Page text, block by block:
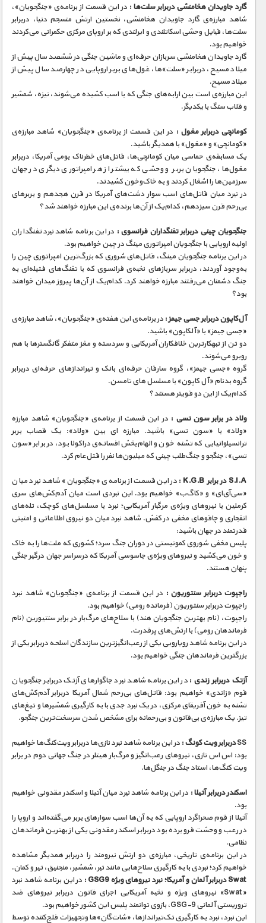
فرهنگ / هنر
کیهان / نجوم
گردشگری
ماورایی
مسابقات / ورزشی
مستند های اختصاصی
گارد جاویدان هخامنشی دربرابر سلت‌ها : در این قسمت از برنامه‌ی «جنگجویان»،
شاهد مبارزه‌ی گارد جاویدان هخامنشی، نخستین ارتش منسجم دنیا، دربرابر
سلت‌ها، قبایل وحشی اسکاتلندی و ایرلندی که بر اروپای مرکزی حکمرانی می‌کردند
خواهیم بود.
گارد جاویدان هخامنشی سربازان حرفه‌ای و ماشین جنگی در ششصد سال پیش از
میلاد مسیح، دربرابر «سلت»‌ها، غول‌های بربر اروپایی در چهارصد سال پیش از
میلاد مسیح.
این مبارزه‌ی است بین ارابه‌های جنگی که با اسب کشیده می‌شوند، نیزه، شمشیر
و قلاب سنگ با یکدیگر.
کومانچی دربرابر مغول : در این قسمت از برنامه‌ی «جنگجویان» شاهد مبارزه‌ی
«کومانچی» و «مغول» با همدیگر باشید.
یک مسابقه‌ی حماسی میان کومانچی‌ها، قاتل‌های خطرناک بومی آمریکا، دربرابر
مغول‌ها، جنگجویان بربر و وحشی که بیشتر از هر امپراتوری دیگری در جهان
سرزمین‌ها را اشغال کردند و به خاک‌و‌خون کشیدند.
در نبرد میان قاتل‌های اسب سوار دشت‌های آمریکا در قرن هجدهم و بربرهای
بی‌رحم قرن سیزدهم، کدام‌یک از آن‌ها برنده‌ی این مبارزه خواهند شد؟
جنگجویان چینی دربرابر تفنگداران فرانسوی : در این برنامه شاهد نبرد تفنگداران
اولیه اروپایی با جنگجویان امپراتوری مینگ در چین خواهیم بود.
در این برنامه جنگجویان مینگ، قاتل‌های شروری که بزرگ‌ترین امپراتوری چین را
به‌وجود آوردند، دربرابر سربازهای نخبه‌ی فرانسوی که با تفنگ‌های فتیله‌ای به
جنگ دشمنان می‌رفتند مبارزه خواهند کرد. کدام‌یک از آن‌ها پیروز میدان خواهند
بود؟
آل‌کاپون دربرابر جسی جیمز : در برنامه‌ی این هفته‌ی «جنگجویان»، شاهد مبارزه‌ی
«جسی جیمز» با «آلکاپون» باشید.
دو تن از تبهکارترین خلافکاران آمریکایی و سردسته و مغز متفکر گانگسترها با هم
روبرو می‌شوند.
گروه «جسی جیمز»، گروه سارقان حرفه‌ای بانک و تیراندازهای حرفه‌ای دربرابر
گروه بدنام «آل کاپون» با مسلسل‌ های تامسن.
کدام‌یک از این دو قویتر هستند؟
ولاد در برابر سون‌ تسی : در این قسمت از برنامه‌ی «جنگجویان» شاهد مبارزه
«ولاد» با «سون تسی» باشید. مبارزه ای بین «ولاد»: یک قصاب بربر
ترانسیلوانیایی که تشنه خون و الهام‌بخش افسانه‌ی دراکولا بود، در برابر «سون
تسی»، جنگجو و جنگ‌طلب چینی که میلیون‌ها نفر را قتل‌عام کرد.
S.I.A در برابر K.G.B :
در این قسمت از برنامه‌ی «جنگجویان» شاهد نبرد میان
«سی‌آی‌ای» و «کا‌گ‌ب» خواهیم بود. این نبردی است میان آدم‌کش‌های سری
کرملین با نیروهای ویژه‌ی مرگبار آمریکایی؛ نبرد با مسلسل‌های کوچک، تله‌های
انفجاری و چاقوهای مخفی در کفش. شاهد نبرد میان دو نیروی اطلاعاتی و امنیتی
قدرتمند در جهان باشید:
پلیس مخفی شوروی کمونیستی در دوران جنگ سرد؛ کشوری که ملت‌ها را به خاک
و خون می‌کشید و نیروهای ویژه‌ی جاسوسی آمریکا که درسراسر جهان درگیر جنگی
پنهان هستند.
راجپوت دربرابر سنتوریون : در این قسمت از برنامه‌ی «جنگجویان» شاهد نبرد
راجپوت دربرابر سنتوریون (فرمانده رومی) خواهیم بود.
راجپوت، (نام بهترین جنگجویان هند) با سلاح‌های مرگ‌بار در برابر سنتیورین (نام
فرماندهان رومی) با ارتش‌های پرقدرت.
در این برنامه شاهد رویارویی یکی از رعب‌انگیزترین سازندگان اسلحه دربرابر یکی از
بزرگترین فرماندهان جنگی خواهیم بود.
آزتک دربرابر زندی : در این برنامه شاهد نبرد جاگوارهای آزتک دربرابر جنگجویان
قوم «زاندی» خواهیم بود: قاتل‌های بی‌رحم شمال آمریکا دربرابر آدم‌کش‌های
تشنه به خون آفریقای مرکزی، در یک نبرد جدی با به کارگیری شمشیرها و تیغ‌های
تیز. یک مبارزه‌ی بی‌قانون و بی‌رحمانه برای مشخص شدن سرسخت‌ترین جنگجو.
SSدربرابر ویت کونگ : در این برنامه شاهد نبرد نازی‌ها دربرابر ویت‌کنگ‌ها خواهیم
بود: اس اس نازی، نیروهای رعب‌انگیز و مرگ‌بار هیتلر در جنگ جهانی دوم در برابر
ویت کنگ‌ها، استاد جنگ در جنگل‌ها.
اسکندر دربرابر آتیلا : در این برنامه شاهد نبرد میان آتیلا و اسکندر مقدونی خواهیم
بود.
آتیلا از قوم صحراگرد اروپایی که به آن‌ها اسب سوارهای بربر می‌گفته‌اند و اروپا را
در رعب و وحشت فرو برده بود دربرابر اسکندر مقدونی یکی از بهترین فرماندهان
نظامی.
در این برنامه‌ی تاریخی، مبارزه‌ی دو ارتش نیرومند را دربرابر همدیگر مشاهده
خواهیم کرد؛ نبردی با به کارگیری سلاح‌هایی مانند تبر، شمشیر، منجنیق، تیر و کمان.
Swat دربرابر آلمان و آمریکا؛ نبرد نیروهای ویژه GSG9 :
در این برنامه شاهد نبرد
«Swat» نیروهای ویژه و نخبه‌ آمریکایی اجرای قانون دربرابر نیروهای ضد
تروریستی آلمانی GSG-9، بازوی توانمند پلیس این کشور خواهیم بود.
این نبرد، نبرد به کارگیری تک‌تیراندازها، «شات‌گان»‌ها وتجهیزات فلج‌کننده توسط